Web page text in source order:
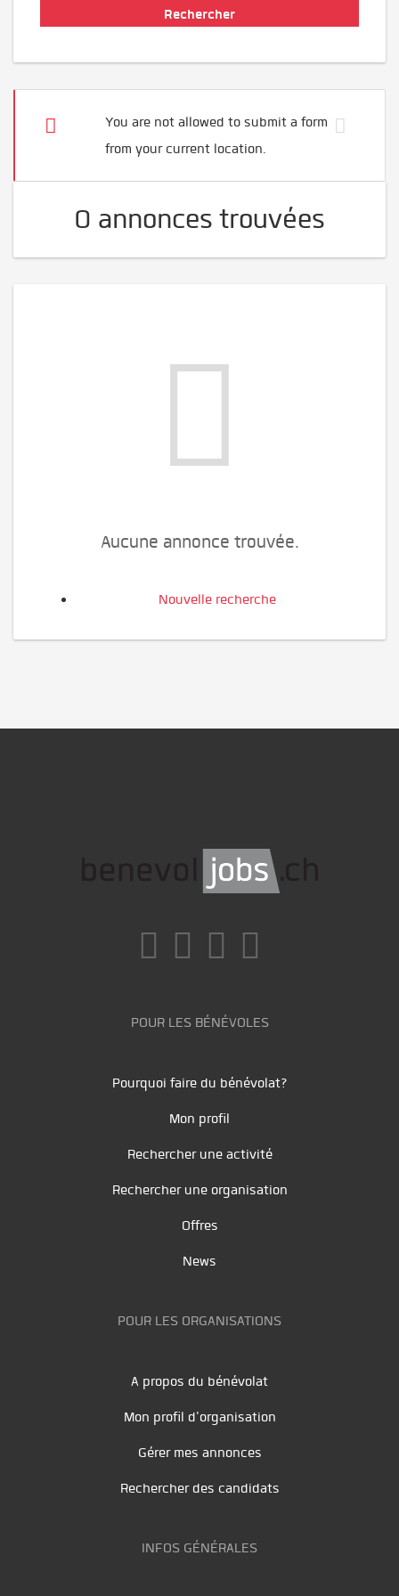
You are not allowed to submit a form
from your current location.
0 annonces trouvées
Aucune annonce trouvée.
Nouvelle recherche
POUR LES BÉNÉVOLES
Pourquoi faire du bénévolat?
Mon profil
Rechercher une activité
Rechercher une organisation
Offres
News
POUR LES ORGANISATIONS
A propos du bénévolat
Mon profil d'organisation
Gérer mes annonces
Rechercher des candidats
INFOS GÉNÉRALES